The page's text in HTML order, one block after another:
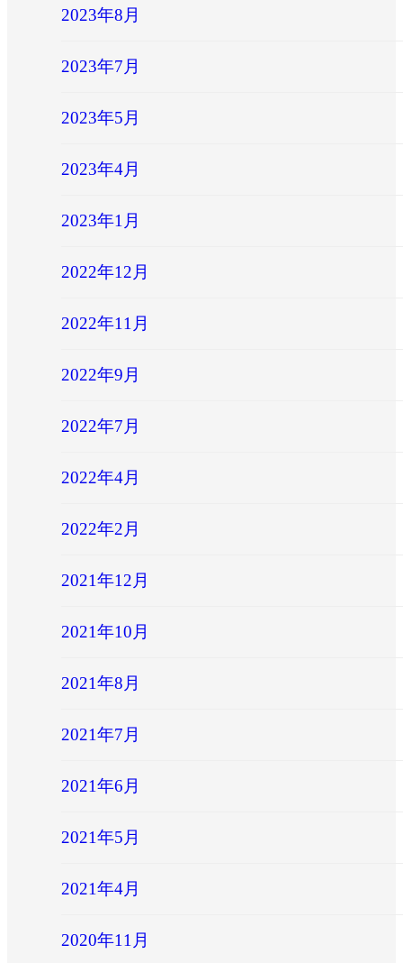
2023年8月
2023年7月
2023年5月
2023年4月
2023年1月
2022年12月
2022年11月
2022年9月
2022年7月
2022年4月
2022年2月
2021年12月
2021年10月
2021年8月
2021年7月
2021年6月
2021年5月
2021年4月
2020年11月